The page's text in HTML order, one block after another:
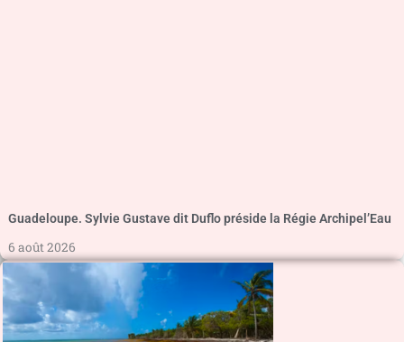
Guadeloupe. Sylvie Gustave dit Duflo préside la Régie Archipel’Eau
6 août 2026